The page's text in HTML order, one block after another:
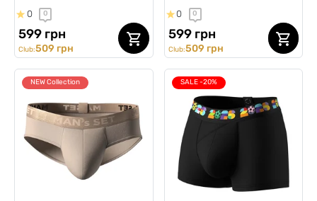
2.0, Silver Series, сірий
0 0
599 грн
Club:509 грн
бежевий
0 0
599 грн
Club:509 грн
NEW Collection SALE -20%